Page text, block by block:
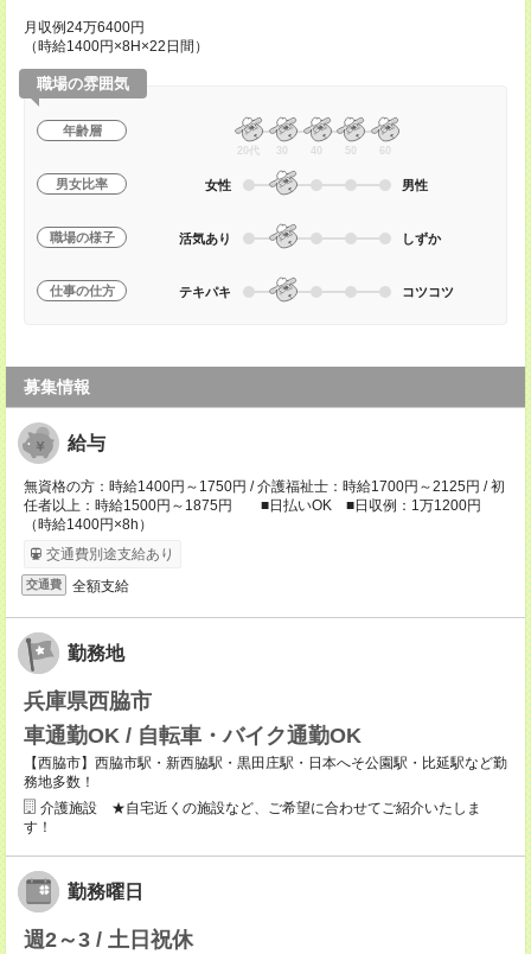
月収例24万6400円
（時給1400円×8H×22日間）
職場の雰囲気
年齢層
20代 30 40 50 60
男女比率 女性 男性
職場の様子 活気あり しずか
仕事の仕方 テキパキ コツコツ
募集情報
給与
無資格の方：時給1400円～1750円 / 介護福祉士：時給1700円～2125円 / 初
任者以上：時給1500円～1875円 ■日払いOK ■日収例：1万1200円
（時給1400円×8h）
交通費別途支給あり
交通費 全額支給
勤務地
兵庫県西脇市
車通勤OK / 自転車・バイク通勤OK
【西脇市】西脇市駅・新西脇駅・黒田庄駅・日本へそ公園駅・比延駅など勤
務地多数！
介護施設 ★自宅近くの施設など、ご希望に合わせてご紹介いたしま
す！
勤務曜日
週2～3 / 土日祝休